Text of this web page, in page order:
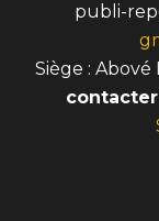
publi-
Siège :
contacter